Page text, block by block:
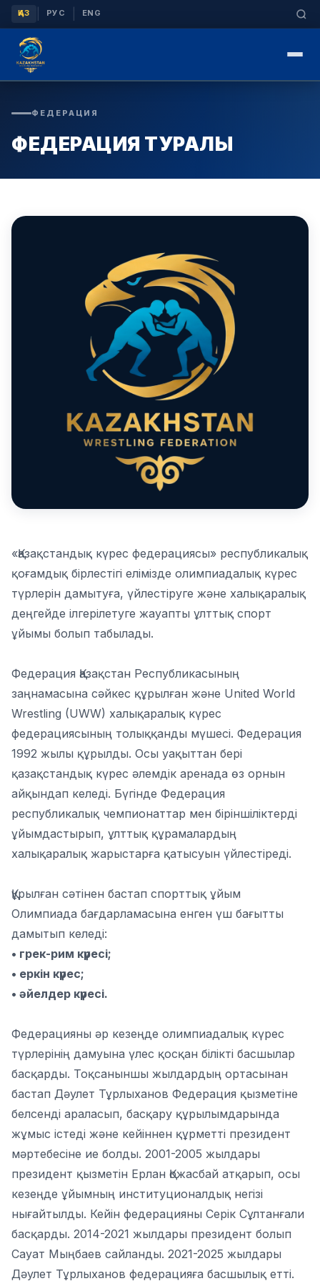
ҚАЗ РУС ENG
ФЕДЕРАЦИЯ
ФЕДЕРАЦИЯ ТУРАЛЫ
«Қазақстандық күрес федерациясы» республикалық
қоғамдық бірлестігі елімізде олимпиадалық күрес
түрлерін дамытуға, үйлестіруге және халықаралық
деңгейде ілгерілетуге жауапты ұлттық спорт
ұйымы болып табылады.
Федерация Қазақстан Республикасының
заңнамасына сәйкес құрылған және United World
Wrestling (UWW) халықаралық күрес
федерациясының толыққанды мүшесі. Федерация
1992 жылы құрылды. Осы уақыттан бері
қазақстандық күрес әлемдік аренада өз орнын
айқындап келеді. Бүгінде Федерация
республикалық чемпионаттар мен біріншіліктерді
ұйымдастырып, ұлттық құрамалардың
халықаралық жарыстарға қатысуын үйлестіреді.
Құрылған сәтінен бастап спорттық ұйым
Олимпиада бағдарламасына енген үш бағытты
дамытып келеді:
• грек-рим күресі;
• еркін күрес;
• әйелдер күресі.
Федерацияны әр кезеңде олимпиадалық күрес
түрлерінің дамуына үлес қосқан білікті басшылар
басқарды. Тоқсаныншы жылдардың ортасынан
бастап Дәулет Тұрлыханов Федерация қызметіне
белсенді араласып, басқару құрылымдарында
жұмыс істеді және кейіннен құрметті президент
мәртебесіне ие болды. 2001-2005 жылдары
президент қызметін Ерлан Қожасбай атқарып, осы
кезеңде ұйымның институционалдық негізі
нығайтылды. Кейін федерацияны Серік Сұлтанғали
басқарды. 2014-2021 жылдары президент болып
Сауат Мыңбаев сайланды. 2021-2025 жылдары
Дәулет Тұрлыханов федерацияға басшылық етті.